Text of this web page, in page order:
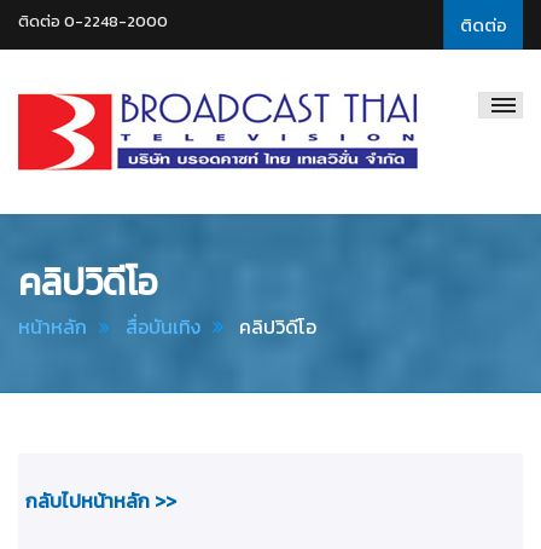
ติดต่อ
ติดต่อ 0-2248-2000
Thai
คลิปวิดีโอ
หน้าหลัก สื่อบันเทิง คลิปวิดีโอ
กลับไปหน้าหลัก >>